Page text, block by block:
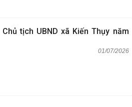
tịch UBND xã Kiến Thụy năm
01/07/2026